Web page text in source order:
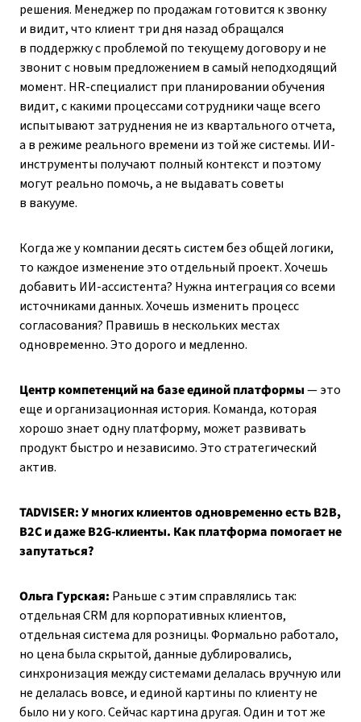
решения. Менеджер по продажам готовится к звонку
и видит, что клиент три дня назад обращался
в поддержку с проблемой по текущему договору и не
звонит с новым предложением в самый неподходящий
момент. HR-специалист при планировании обучения
видит, с какими процессами сотрудники чаще всего
испытывают затруднения не из квартального отчета,
а в режиме реального времени из той же системы. ИИ-
инструменты получают полный контекст и поэтому
могут реально помочь, а не выдавать советы
в вакууме.
Когда же у компании десять систем без общей логики,
то каждое изменение это отдельный проект. Хочешь
добавить ИИ-ассистента? Нужна интеграция со всеми
источниками данных. Хочешь изменить процесс
согласования? Правишь в нескольких местах
одновременно. Это дорого и медленно.
Центр компетенций на базе единой платформы— это
еще и организационная история. Команда, которая
хорошо знает одну платформу, может развивать
продукт быстро и независимо. Это стратегический
актив.
TADVISER: У многих клиентов одновременно есть B2B,
B2C и даже B2G-клиенты. Как платформа помогает не
запутаться?
Ольга Гурская: Раньше с этим справлялись так:
отдельная CRM для корпоративных клиентов,
отдельная система для розницы. Формально работало,
но цена была скрытой, данные дублировались,
синхронизация между системами делалась вручную или
не делалась вовсе, и единой картины по клиенту не
было ни у кого. Сейчас картина другая. Один и тот же